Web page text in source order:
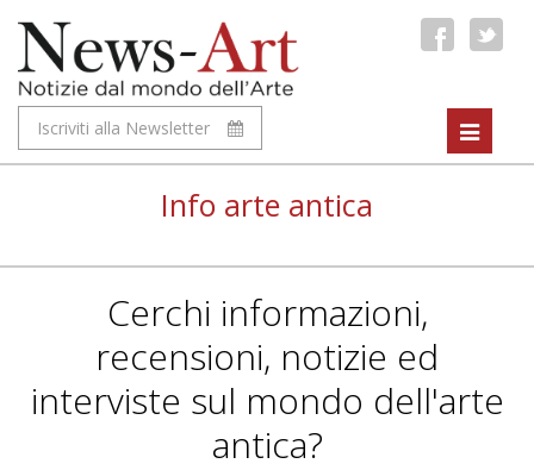
Iscriviti alla Newsletter
Toggle
Info arte antica
Cerchi informazioni,
recensioni, notizie ed
interviste sul mondo dell'arte
antica?